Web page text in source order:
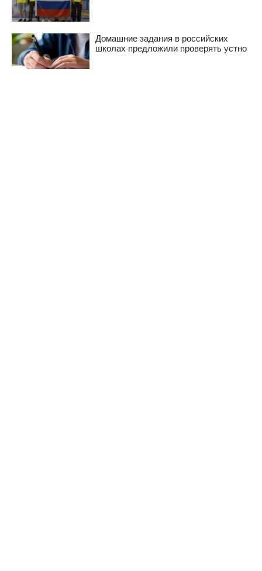
Домашние задания в российских
школах предложили проверять устно